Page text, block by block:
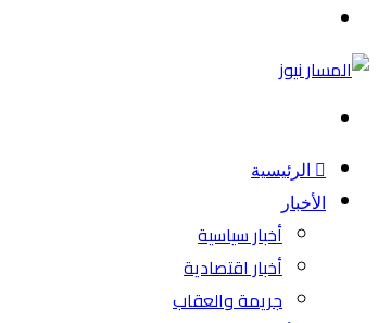
الرئيسية
الأخبار
أخبار سياسية
أخبار اقتصادية
جريمة والعقاب